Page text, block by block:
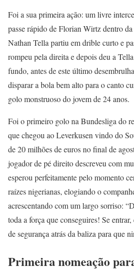
Foi a sua primeira ação: um livre
passe rápido de Florian Wirtz dentro
Nathan Tella partiu em drible curto e
rompeu pela direita e depois deu a
fundo, antes de este último
disparar a bola bem alto para o canto
golo monstruoso do jovem de 24 anos.
Foi o primeiro golo na Bundesliga do
que chegou ao Leverkusen vindo do
de 20 milhões de euros no final de
jogador de pé direito descreveu com
esperou perfeitamente pelo momento
raízes nigerianas, elogiando o
acrescentando com um largo sorriso:
toda a força que conseguires! Se
de segurança atrás da baliza para que
Primeira nomeação